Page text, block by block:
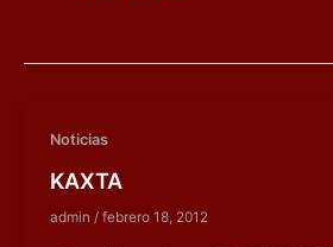
Noticias
KAXTA
admin / febrero 18, 2012